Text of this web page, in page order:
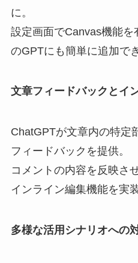
に。
設定画面でCanvas機能
のGPTにも簡単に追加で
文章フィードバックとイ
ChatGPTが文章内の特定
フィードバックを提供。
コメントの内容を反映さ
インライン編集機能を実装
多様な活用シナリオへの